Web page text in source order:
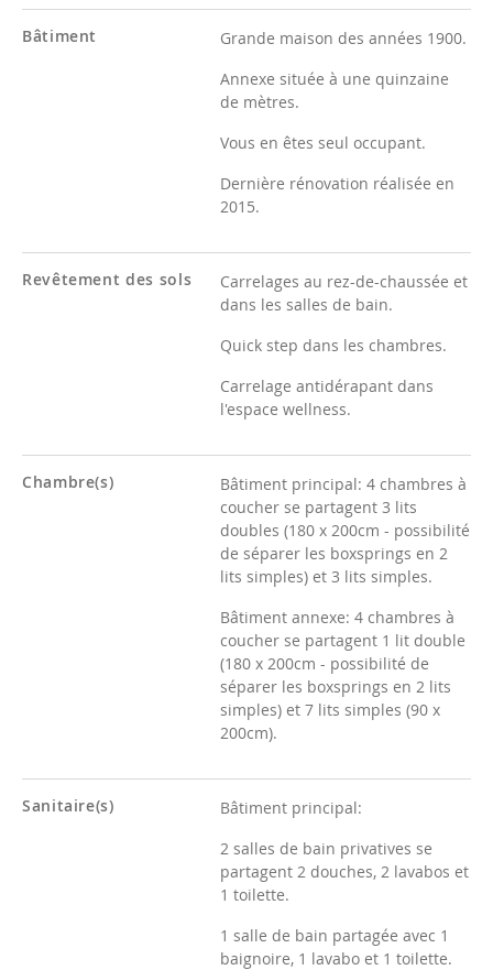
Bâtiment
Grande maison des années 1900.
Annexe située à une quinzaine
de mètres.
Vous en êtes seul occupant.
Dernière rénovation réalisée en
2015.
Revêtement des sols
Carrelages au rez-de-chaussée et
dans les salles de bain.
Quick step dans les chambres.
Carrelage antidérapant dans
l'espace wellness.
Chambre(s) Bâtiment principal: 4 chambres à
coucher se partagent 3 lits
doubles (180 x 200cm - possibilité
de séparer les boxsprings en 2
lits simples) et 3 lits simples.
Bâtiment annexe: 4 chambres à
coucher se partagent 1 lit double
(180 x 200cm - possibilité de
séparer les boxsprings en 2 lits
simples) et 7 lits simples (90 x
200cm).
Sanitaire(s)
Bâtiment principal:
2 salles de bain privatives se
partagent 2 douches, 2 lavabos et
1 toilette.
1 salle de bain partagée avec 1
baignoire, 1 lavabo et 1 toilette.